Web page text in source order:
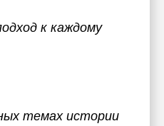
к каждому
темах истории